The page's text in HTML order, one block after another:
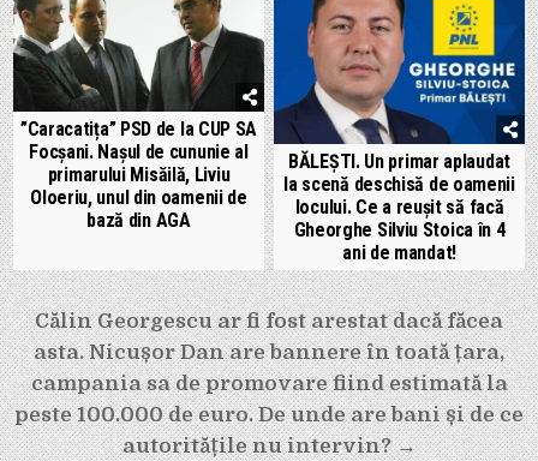
”Caracatița” PSD de la CUP SA
Focșani. Nașul de cununie al
primarului Misăilă, Liviu
Oloeriu, unul din oamenii de
bază din AGA
BĂLEȘTI. Un primar aplaudat
la scenă deschisă de oamenii
locului. Ce a reușit să facă
Gheorghe Silviu Stoica în 4
ani de mandat!
Navigare
în
articole
Călin Georgescu ar fi fost arestat dacă făcea
asta. Nicușor Dan are bannere în toată țara,
campania sa de promovare fiind estimată la
peste 100.000 de euro. De unde are bani și de ce
autoritățile nu intervin? →